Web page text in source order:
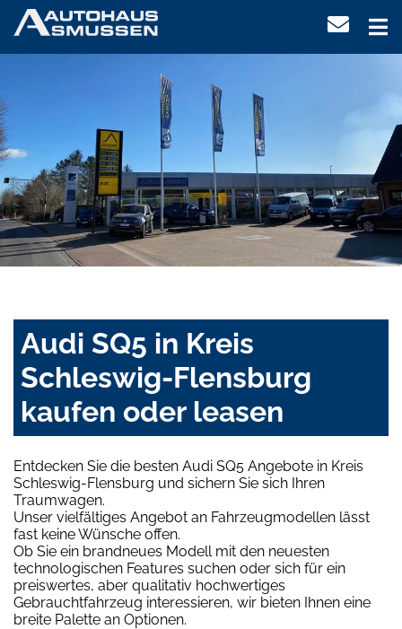
Audi SQ5 in Kreis
Schleswig-Flensburg
kaufen oder leasen
Entdecken Sie die besten Audi SQ5 Angebote in Kreis
Schleswig-Flensburg und sichern Sie sich Ihren
Traumwagen.
Unser vielfältiges Angebot an Fahrzeugmodellen lässt
fast keine Wünsche offen.
Ob Sie ein brandneues Modell mit den neuesten
technologischen Features suchen oder sich für ein
preiswertes, aber qualitativ hochwertiges
Gebrauchtfahrzeug interessieren, wir bieten Ihnen eine
breite Palette an Optionen.